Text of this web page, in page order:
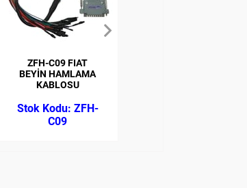
ZFH-C09 FIAT
BEYİN HAMLAMA
KABLOSU
ZFH-
C09